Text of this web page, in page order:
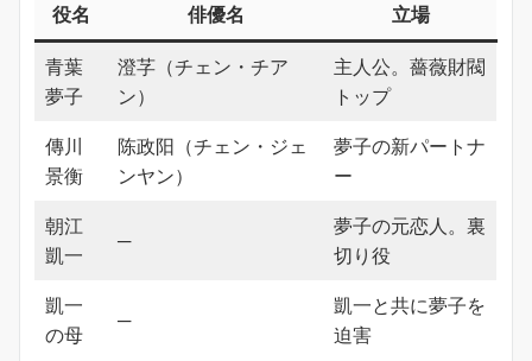
役名 俳優名 立場
青葉
夢子
澄芓（チェン・チア
ン）
主人公。薔薇財閥
トップ
傳川
景衡
陈政阳（チェン・ジェ
ンヤン）
夢子の新パートナ
ー
朝江
凱一
─
夢子の元恋人。裏
切り役
凱一
の母
─
凱一と共に夢子を
迫害